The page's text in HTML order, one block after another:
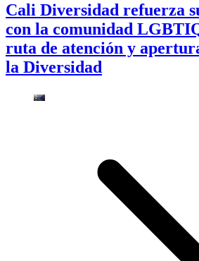
Cali Diversidad refuerza
con la comunidad
ruta de atención y
la Diversidad